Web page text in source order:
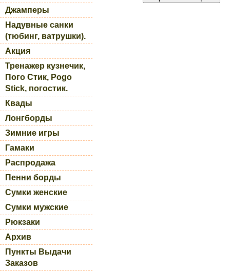
Джамперы
Надувные санки
(тюбинг, ватрушки).
Акция
Тренажер кузнечик,
Пого Стик, Pogo
Stick, погостик.
Квады
Лонгборды
Зимние игры
Гамаки
Распродажа
Пенни борды
Сумки женские
Сумки мужские
Рюкзаки
Архив
Пункты Выдачи
Заказов